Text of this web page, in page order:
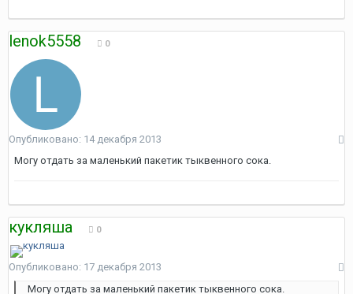
lenok5558 0
Опубликовано: 14 декабря 2013
Могу отдать за маленький пакетик тыквенного сока.
кукляша 0
Опубликовано: 17 декабря 2013
Могу отдать за маленький пакетик тыквенного сока.